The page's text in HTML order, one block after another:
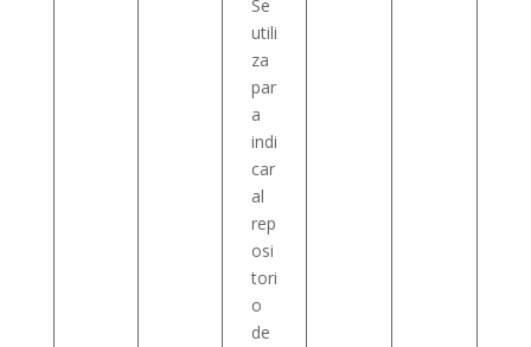
Se
utili
za
par
a
indi
car
al
rep
osi
tori
o
de